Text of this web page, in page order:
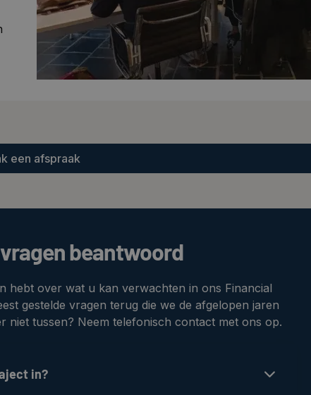
een afspraak
beantwoord
hebt over wat u kan verwachten in ons Financial
gestelde vragen terug die we de afgelopen jaren
niet tussen? Neem telefonisch contact met ons op.
in? 